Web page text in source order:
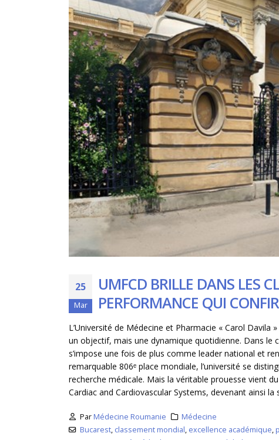
25
Mar
UMFCD BRILLE DANS LES
PERFORMANCE QUI
L’Université de Médecine et Pharmacie « Carol Davila
un objectif, mais une dynamique quotidienne. Dans le
s’impose une fois de plus comme leader national et
remarquable 806ᵉ place mondiale, l’université se
recherche médicale. Mais la véritable prouesse vient
Cardiac and Cardiovascular Systems, devenant ainsi
Par Médecine Roumanie
Médecine
Bucarest, classement mondial, excellence académique,